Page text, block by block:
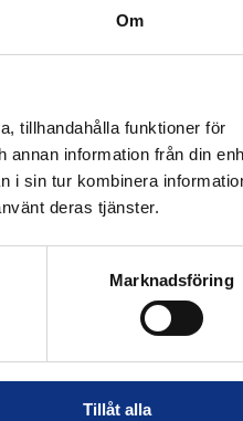
Om
tillhandahålla funktioner för
information från din
i sin tur kombinera
deras tjänster.
Marknadsföring
Tillåt alla